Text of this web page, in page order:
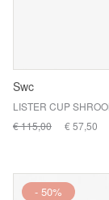
Swc
€ 115,00
€ 57,50
- 50%